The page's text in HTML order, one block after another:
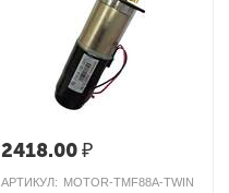
2418.00₽
АРТИКУЛ: MOTOR-TMF88A-TWIN